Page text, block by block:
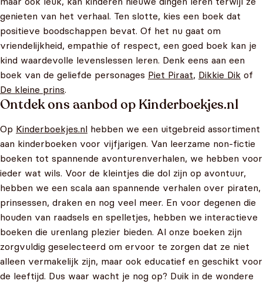
genieten van het verhaal. Ten slotte, kies een boek dat
positieve boodschappen bevat. Of het nu gaat om
vriendelijkheid, empathie of respect, een goed boek kan je
kind waardevolle levenslessen leren. Denk eens aan een
boek van de geliefde personages Piet Piraat, Dikkie Dik of
De kleine prins.
Ontdek ons aanbod op Kinderboekjes.nl
Op Kinderboekjes.nl hebben we een uitgebreid assortiment
aan kinderboeken voor vijfjarigen. Van leerzame non-fictie
boeken tot spannende avonturenverhalen, we hebben voor
ieder wat wils. Voor de kleintjes die dol zijn op avontuur,
hebben we een scala aan spannende verhalen over piraten,
prinsessen, draken en nog veel meer. En voor degenen die
houden van raadsels en spelletjes, hebben we interactieve
boeken die urenlang plezier bieden. Al onze boeken zijn
zorgvuldig geselecteerd om ervoor te zorgen dat ze niet
alleen vermakelijk zijn, maar ook educatief en geschikt voor
de leeftijd. Dus waar wacht je nog op? Duik in de wondere